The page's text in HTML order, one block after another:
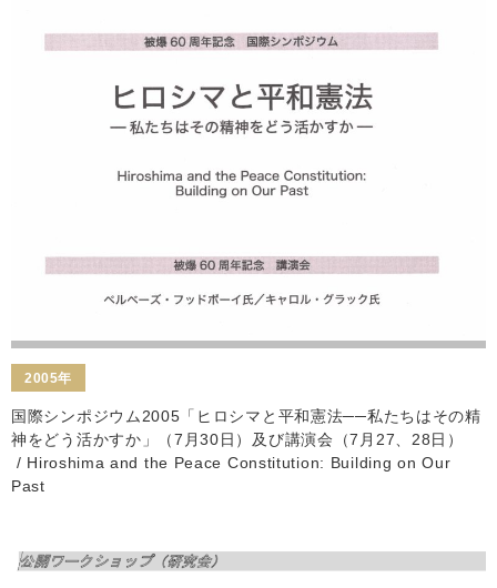
2005年
国際シンポジウム2005「ヒロシマと平和憲法──私たちはその精
神をどう活かすか」（7月30日）及び講演会（7月27、28日）
/ Hiroshima and the Peace Constitution: Building on Our
Past